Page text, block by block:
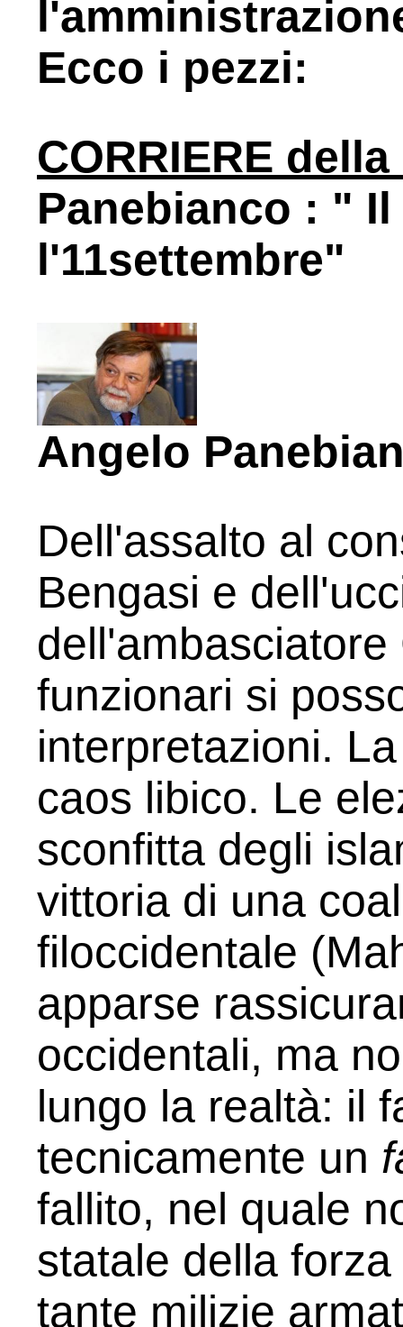
Ecco i pezzi:
CORRIERE della
Panebianco : "
l'11settembre"
Angelo
Dell'assalto al
Bengasi e
funzionari si
interpretazioni.
caos libico. Le
sconfitta degli
vittoria di una
filoccidentale
apparse
occidentali, ma
lungo la realtà: il
tecnicamente un
fallito, nel quale
statale della
tante milizie